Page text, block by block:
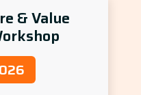
& Value